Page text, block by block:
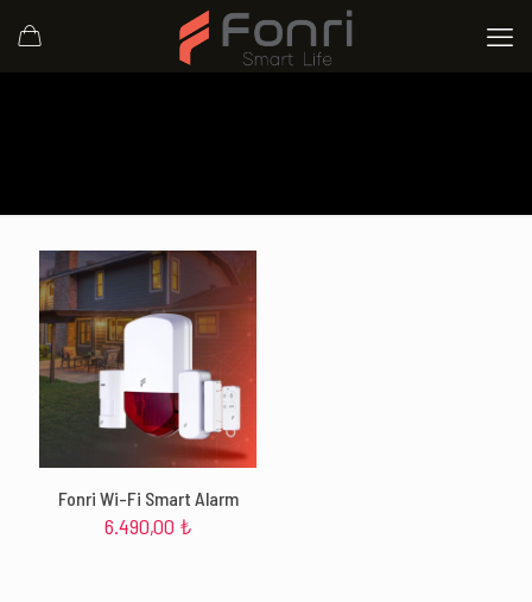
Fonri Wi-Fi Smart Alarm
6.490,00 ₺